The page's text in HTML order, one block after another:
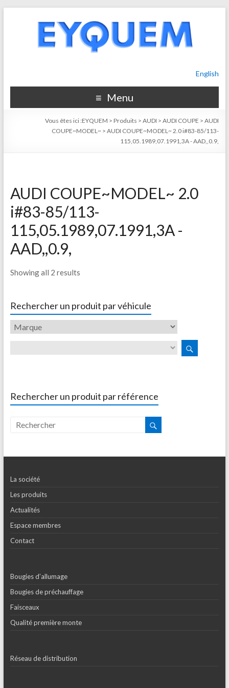
English
Menu
Vous êtes ici :EYQUEM > Produits >AUDI >AUDI COUPE >AUDI
COUPE~MODEL~ >AUDI COUPE~MODEL~ 2.0 i#83-85/113-
115,05.1989,07.1991,3A - AAD,,0.9,
AUDI COUPE~MODEL~ 2.0
i#83-85/113-
115,05.1989,07.1991,3A -
AAD,,0.9,
Showing all 2 results
Rechercher un produit par véhicule
Rechercher un produit par référence
La société
Les produits
Actualités
Espace membres
Contact
Bougies d’allumage
Bougies de préchauffage
Faisceaux
Qualité première monte
Réseau de distribution